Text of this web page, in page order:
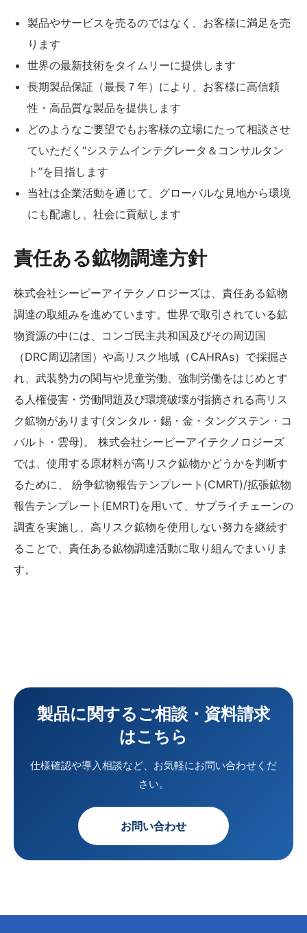
製品やサービスを売るのではなく、お客様に満足を売
ります
世界の最新技術をタイムリーに提供します
長期製品保証（最長７年）により、お客様に高信頼
性・高品質な製品を提供します
どのようなご要望でもお客様の立場にたって相談させ
ていただく“システムインテグレータ＆コンサルタン
ト”を目指します
当社は企業活動を通じて、グローバルな見地から環境
にも配慮し、社会に貢献します
責任ある鉱物調達方針
株式会社シーピーアイテクノロジーズは、責任ある鉱物
調達の取組みを進めています。世界で取引されている鉱
物資源の中には、コンゴ民主共和国及びその周辺国
（DRC周辺諸国）や高リスク地域（CAHRAs）で採掘さ
れ、武装勢力の関与や児童労働、強制労働をはじめとす
る人権侵害・労働問題及び環境破壊が指摘される高リス
ク鉱物があります(タンタル・錫・金・タングステン・コ
バルト・雲母)。 株式会社シーピーアイテクノロジーズ
では、使用する原材料が高リスク鉱物かどうかを判断す
るために、 紛争鉱物報告テンプレート(CMRT)/拡張鉱物
報告テンプレート(EMRT)を用いて、サプライチェーンの
調査を実施し、高リスク鉱物を使用しない努力を継続す
ることで、責任ある鉱物調達活動に取り組んでまいりま
す。
製品に関するご相談・資料請求
はこちら
仕様確認や導入相談など、お気軽にお問い合わせくだ
さい。
お問い合わせ